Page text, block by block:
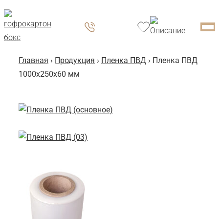
Главная › Продукция › Пленка ПВД › Пленка ПВД
1000x250x60 мм